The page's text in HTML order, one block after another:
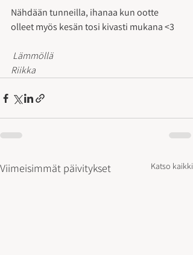
Nähdään tunneilla, ihanaa kun ootte
olleet myös kesän tosi kivasti mukana <3
Lämmöllä
Riikka
Viimeisimmät päivitykset Katso kaikki